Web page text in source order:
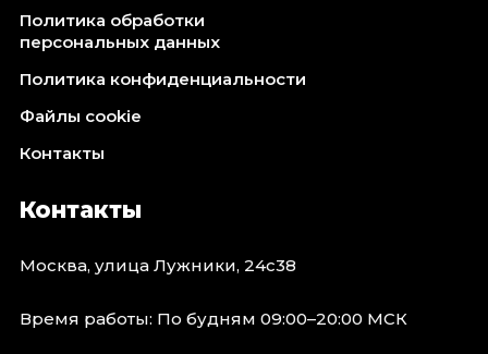
Политика обработки
персональных данных
Политика конфиденциальности
Файлы cookie
Контакты
Контакты
Москва, улица Лужники, 24с38
Время работы: По будням 09:00–20:00 МСК